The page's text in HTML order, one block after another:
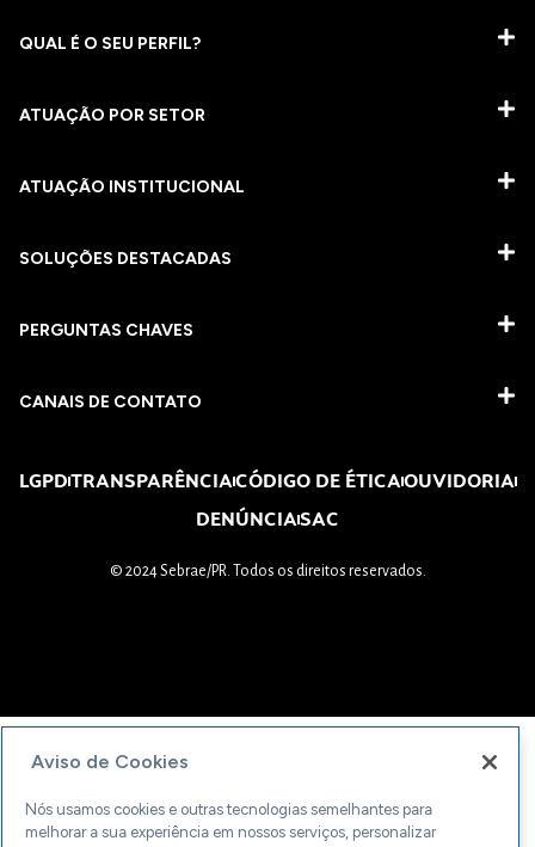
QUAL É O SEU PERFIL?
ATUAÇÃO POR SETOR
ATUAÇÃO INSTITUCIONAL
SOLUÇÕES DESTACADAS
PERGUNTAS CHAVES​
CANAIS DE CONTATO
LGPDTRANSPARÊNCIACÓDIGO DE ÉTICAOUVIDORIA
DENÚNCIASAC
© 2024 Sebrae/PR. Todos os direitos reservados.
Aviso de Cookies
Nós usamos cookies e outras tecnologias semelhantes para
melhorar a sua experiência em nossos serviços, personalizar